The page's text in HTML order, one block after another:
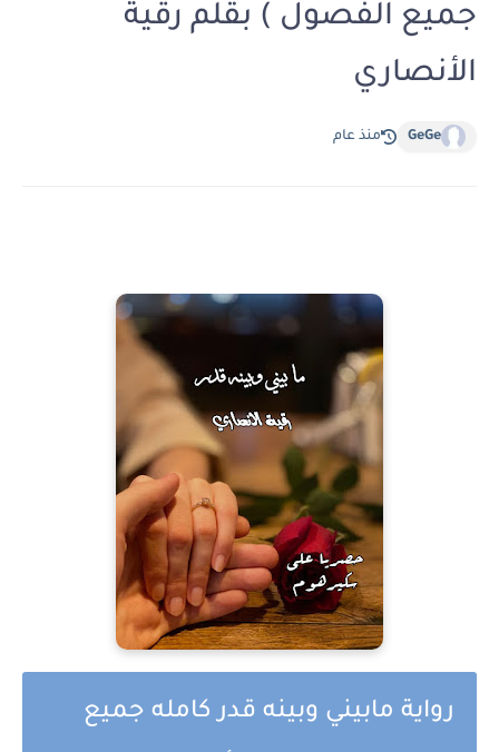
جميع الفصول ) بقلم رقية
الأنصاري
GeGe منذ عام
رواية مابيني وبينه قدر كامله جميع